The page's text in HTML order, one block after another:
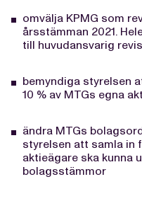
omvälja KPMG som
årsstämman 2021.
till huvudansvarig
bemyndiga styrelsen
10 % av MTGs egna
ändra MTGs
styrelsen att samla in
aktieägare ska kunna
bolagsstämmor